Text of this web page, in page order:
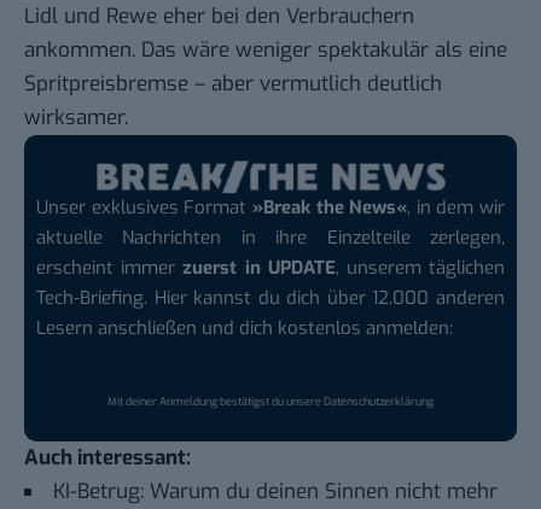
Lidl und Rewe eher bei den Verbrauchern
ankommen. Das wäre weniger spektakulär als eine
Spritpreisbremse – aber vermutlich deutlich
wirksamer.
Unser exklusives Format »Break the News«, in dem wir
aktuelle Nachrichten in ihre Einzelteile zerlegen,
erscheint immerzuerst in UPDATE, unserem täglichen
Tech-Briefing. Hier kannst du dich über 12.000 anderen
Lesern anschließen und dich kostenlos anmelden:
Mit deiner Anmeldung bestätigst du unsereDatenschutzerklärung
Auch interessant:
KI-Betrug: Warum du deinen Sinnen nicht mehr